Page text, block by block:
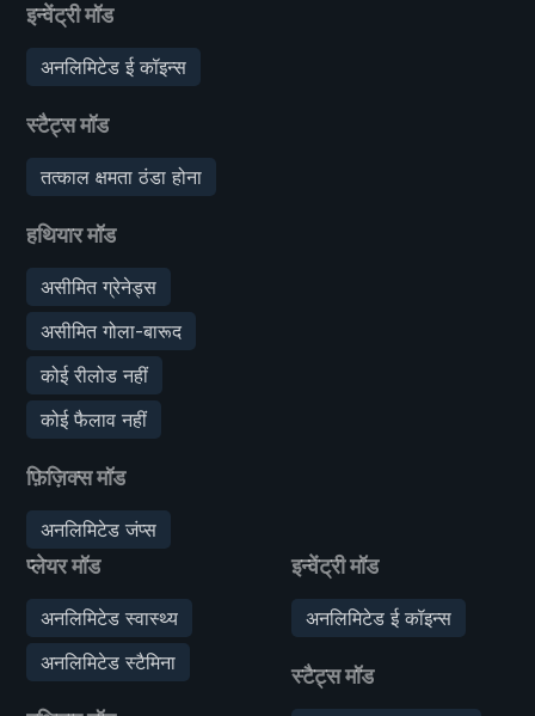
इन्वेंट्री मॉड
अनलिमिटेड ई कॉइन्स
स्टैट्स मॉड
तत्काल क्षमता ठंडा होना
हथियार मॉड
असीमित ग्रेनेड्स
असीमित गोला-बारूद
कोई रीलोड नहीं
कोई फैलाव नहीं
फ़िज़िक्स मॉड
अनलिमिटेड जंप्स
प्लेयर मॉड
अनलिमिटेड स्वास्थ्य
अनलिमिटेड स्टैमिना
इन्वेंट्री मॉड
अनलिमिटेड ई कॉइन्स
स्टैट्स मॉड